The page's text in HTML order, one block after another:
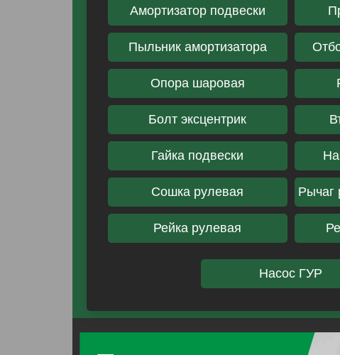
Амортизатор подвески
Пыльник амортизатора
Опора шаровая
Болт эксцентрик
Гайка подвески
Сошка рулевая Рычаг
Рейка рулевая
Насос ГУР